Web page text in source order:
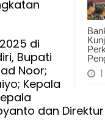
di
Bupati
Noor;
Kepala
dan